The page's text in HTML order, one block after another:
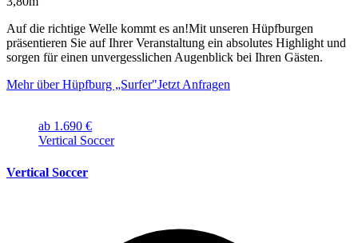
Auf die richtige Welle kommt es an!Mit unseren Hüpfburgen
präsentieren Sie auf Ihrer Veranstaltung ein absolutes Highlight und
sorgen für einen unvergesslichen Augenblick bei Ihren Gästen.
Mehr über Hüpfburg „Surfer"Jetzt Anfragen
ab 1.690 €
Vertical Soccer
Vertical Soccer